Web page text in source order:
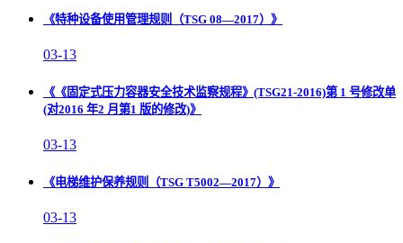
《特种设备使用管理规则（TSG 08—2017）》
03-13
《《固定式压力容器安全技术监察规程》(TSG21-2016)第 1 号修改单
(对2016 年2 月第1 版的修改)》
03-13
《电梯维护保养规则（TSG T5002—2017）》
03-13